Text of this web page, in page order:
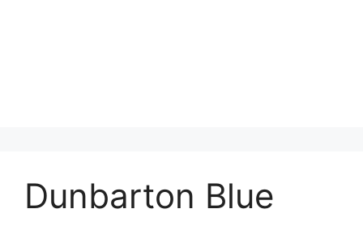
Dunbarton Blue